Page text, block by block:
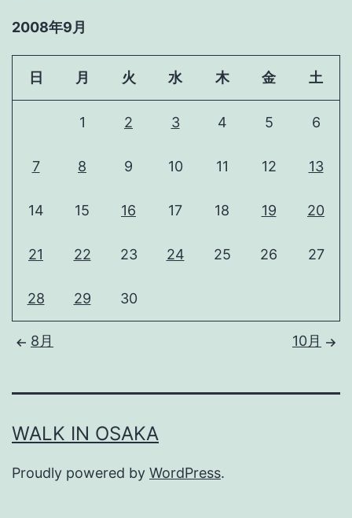
2008年9月
日 月 火 水 木 金 土
1 2 3 4 5 6
7 8 9 10 11 12 13
14 15 16 17 18 19 20
21 22 23 24 25 26 27
28 29 30
8月 10月
WALK IN OSAKA
Proudly powered by WordPress.